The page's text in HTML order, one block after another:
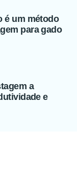
é um método
para gado
a
e